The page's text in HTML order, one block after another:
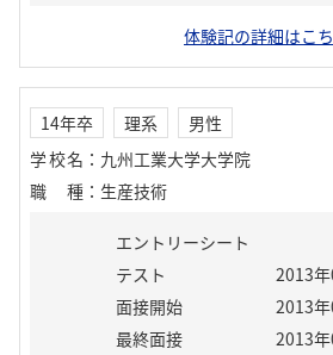
体験記の詳細はこ
14年卒 理系
男性
学校名 ： 九州工業大学大学院
職種 ： 生産技術
エントリーシート
テスト
2013
面接開始
2013
最終面接
2013